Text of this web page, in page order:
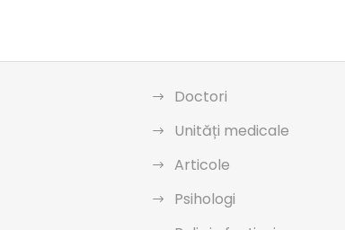
Doctori
Unități medicale
Articole
Psihologi